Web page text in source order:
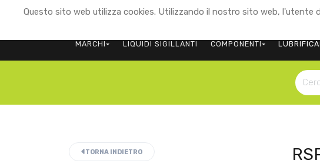
Questo sito web utilizza cookies. Utilizzando il nostro sito web, l'utente
MARCHI LIQUIDI SIGILLANTI COMPONENTI
TORNA INDIETRO